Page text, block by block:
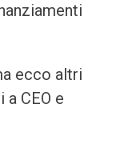
ecco altri
CEO e